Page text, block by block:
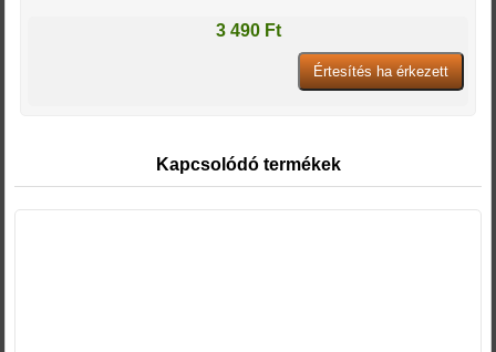
3 490 Ft
Kapcsolódó termékek